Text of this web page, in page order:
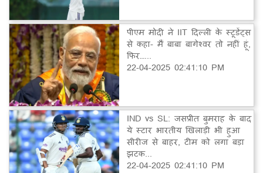
पीएम मोदी ने IIT दिल्ली के स्टूडेंट्स
से कहा- मैं बाबा बागेश्वर तो नहीं हूं,
फिर…...
22-04-2025 02:41:10 PM
IND vs SL: जसप्रीत बुमराह के बाद
ये स्टार भारतीय खिलाड़ी भी हुआ
सीरीज से बाहर, टीम को लगा बड़ा
झटक...
22-04-2025 02:41:10 PM